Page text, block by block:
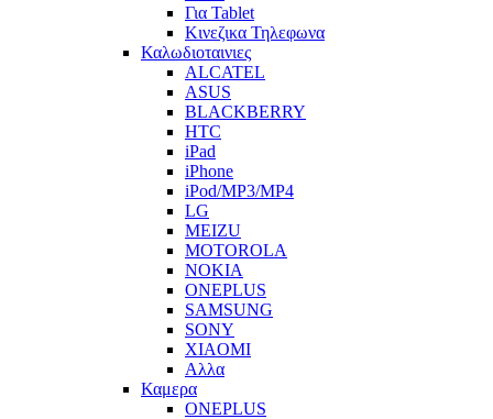
Για Tablet
Κινεζικα Τηλεφωνα
Καλωδιοταινιες
ALCATEL
ASUS
BLACKBERRY
HTC
iPad
iPhone
iPod/MP3/MP4
LG
MEIZU
MOTOROLA
NOKIA
ONEPLUS
SAMSUNG
SONY
XIAOMI
Αλλα
Καμερα
ONEPLUS